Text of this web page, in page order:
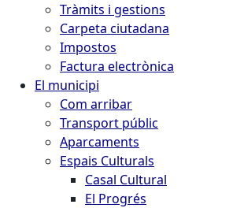
Tràmits i gestions
Carpeta ciutadana
Impostos
Factura electrònica
El municipi
Com arribar
Transport públic
Aparcaments
Espais Culturals
Casal Cultural
El Progrés